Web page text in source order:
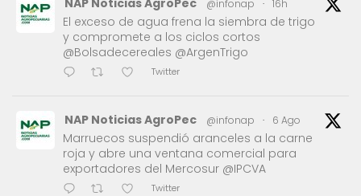
@infonap · 16h
El exceso de agua frena la siembra de trigo
y compromete a los ciclos cortos
@Bolsadecereales @ArgenTrigo
Twitter
NAP Noticias AgroPec @infonap · 6 Ago
Marruecos suspendió aranceles a la carne
roja y abre una ventana comercial para
exportadores del Mercosur @IPCVA
Twitter